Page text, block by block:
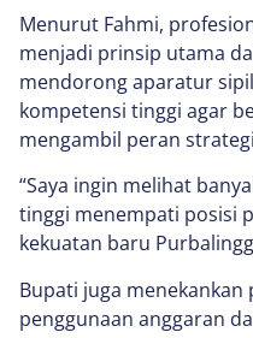
Menurut Fahmi,
menjadi prinsip utama
mendorong aparatur
kompetensi tinggi agar
mengambil peran
“Saya ingin melihat
tinggi menempati posisi
kekuatan baru
Bupati juga menekankan
penggunaan anggaran